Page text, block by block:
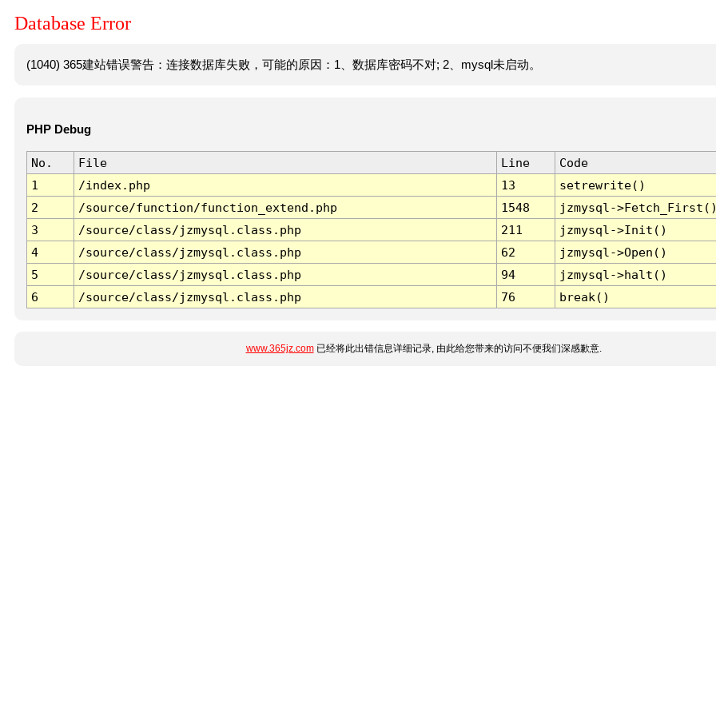
Database Error
(1040) 365建站错误警告：连接数据库失败，可能的原因：1、数据库密码不对; 2、mysql未启动。
PHP Debug
No. File Line
Code
1
/index.php 13
setrewrite()
2
/source/function/function_extend.php 1548
jzmysql-
3
/source/class/jzmysql.class.php 211
jzmysql->Init()
4
/source/class/jzmysql.class.php 62
jzmysql->Open()
5
/source/class/jzmysql.class.php 94
jzmysql->halt()
6
/source/class/jzmysql.class.php 76 break()
www.365jz.com已经将此出错信息详细记录, 由此给您带来的访问不便我们深感歉意.